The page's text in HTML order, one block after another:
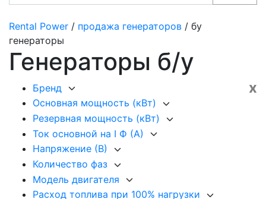
Rental Power / продажа генераторов / бу
генераторы
Генераторы б/у
x
Бренд
Основная мощность (кВт)
Резервная мощность (кВт)
Ток основной на I Ф (А)
Напряжение (В)
Количество фаз
Модель двигателя
Расход топлива при 100% нагрузки